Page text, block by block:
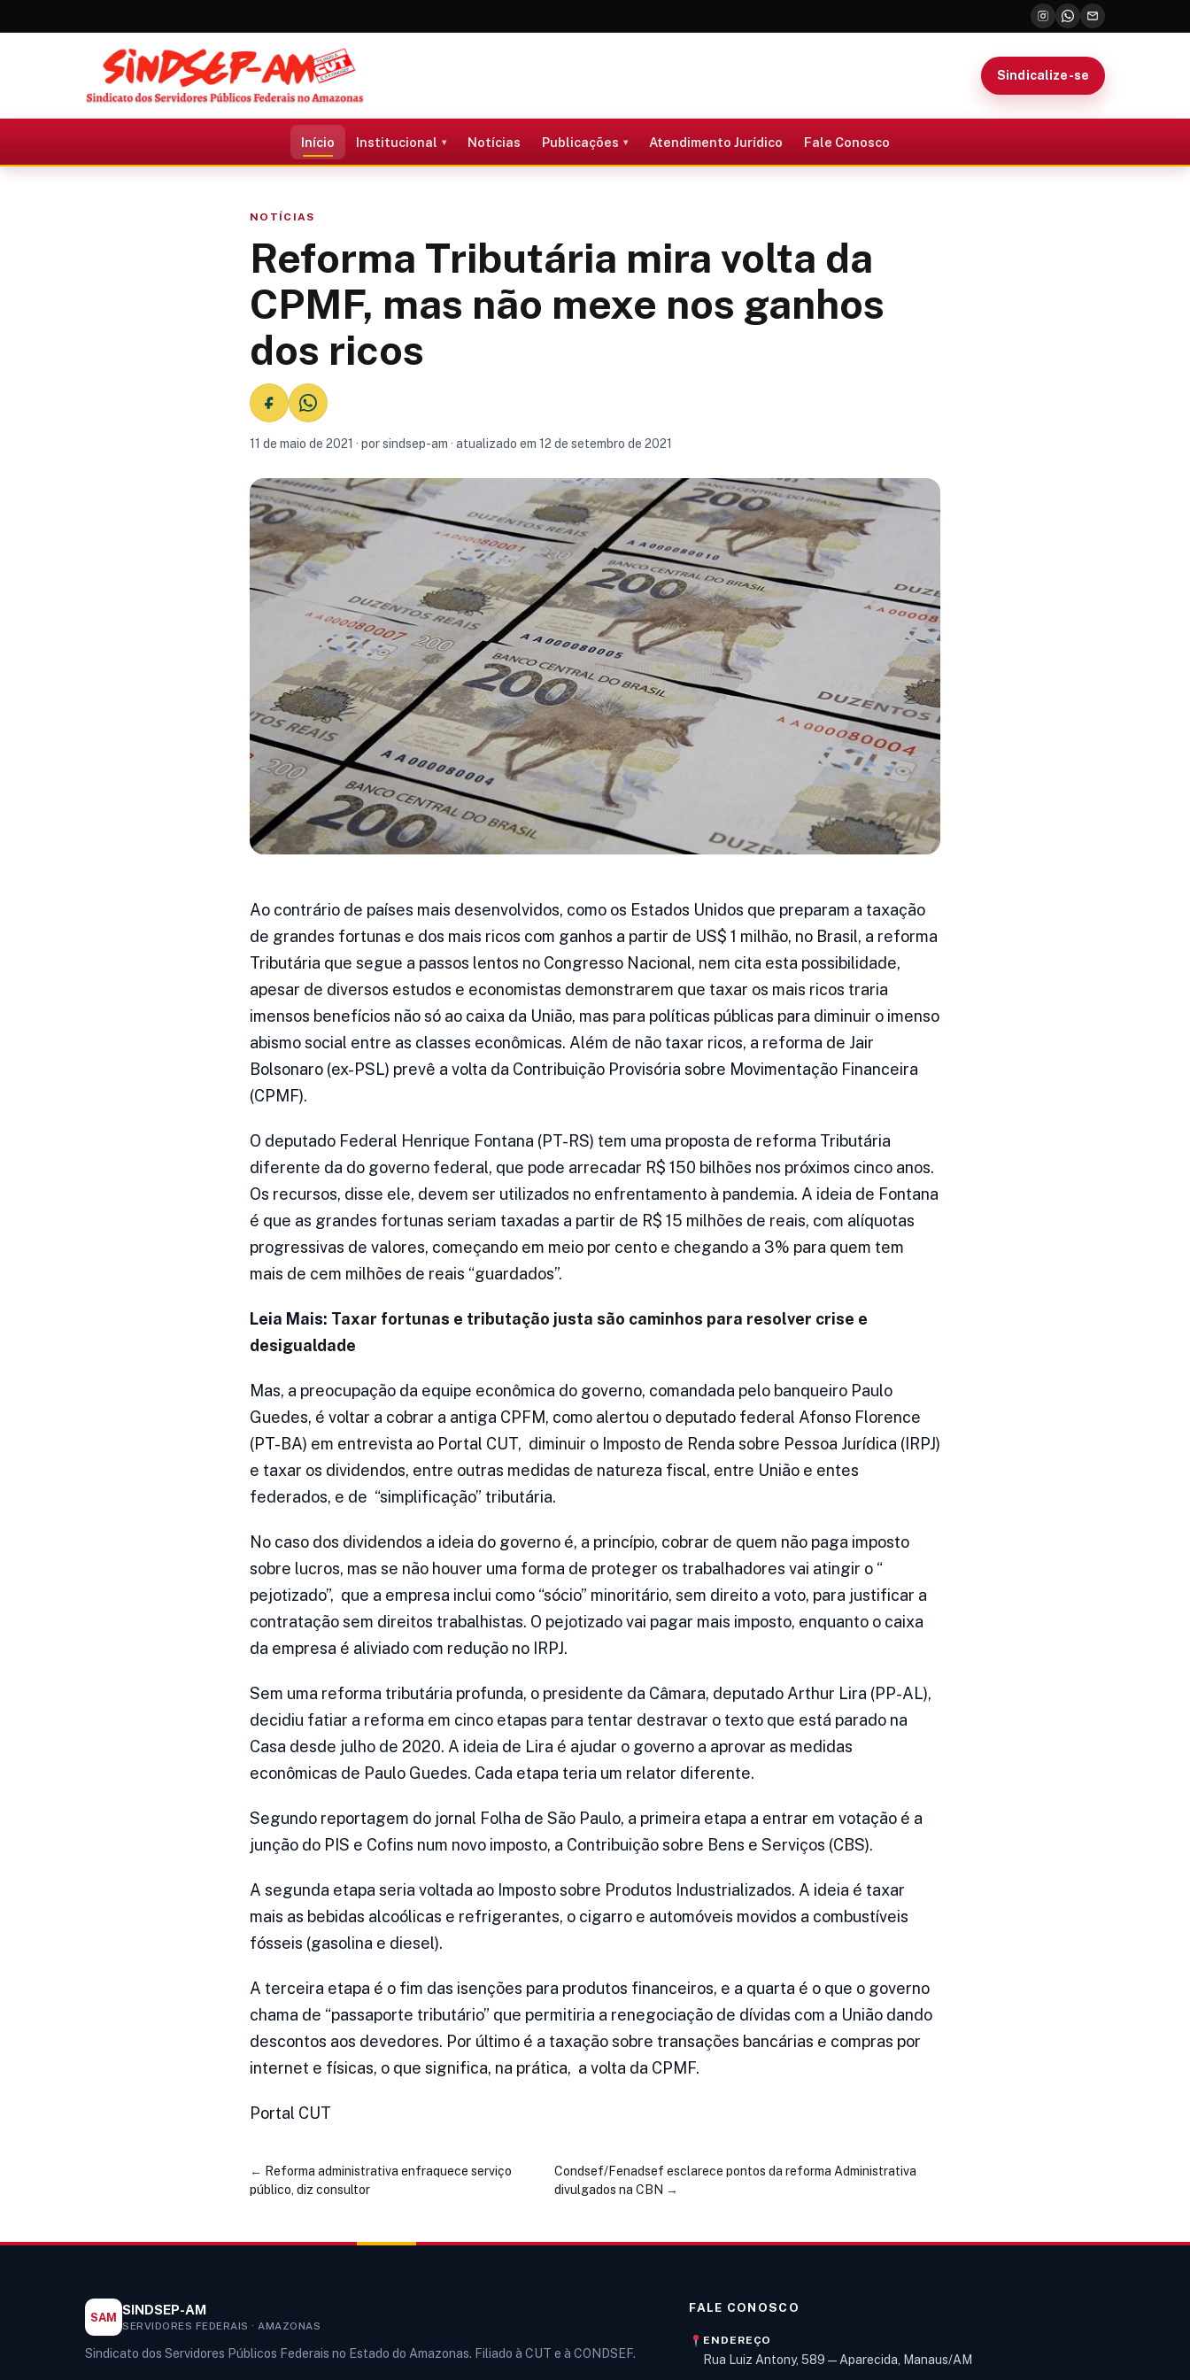
Sindicalize-se
Início Institucional Notícias Publicações Atendimento Jurídico Fale Conosco
NOTÍCIAS
Reforma Tributária mira volta da
CPMF, mas não mexe nos ganhos
dos ricos
11 de maio de 2021 · por sindsep-am · atualizado em 12 de setembro de 2021
Ao contrário de países mais desenvolvidos, como os Estados Unidos que preparam a taxação
de grandes fortunas e dos mais ricos com ganhos a partir de US$ 1 milhão, no Brasil, a reforma
Tributária que segue a passos lentos no Congresso Nacional, nem cita esta possibilidade,
apesar de diversos estudos e economistas demonstrarem que taxar os mais ricos traria
imensos benefícios não só ao caixa da União, mas para políticas públicas para diminuir o imenso
abismo social entre as classes econômicas. Além de não taxar ricos, a reforma de Jair
Bolsonaro (ex-PSL) prevê a volta da Contribuição Provisória sobre Movimentação Financeira
(CPMF).
O deputado Federal Henrique Fontana (PT-RS) tem uma proposta de reforma Tributária
diferente da do governo federal, que pode arrecadar R$ 150 bilhões nos próximos cinco anos.
Os recursos, disse ele, devem ser utilizados no enfrentamento à pandemia. A ideia de Fontana
é que as grandes fortunas seriam taxadas a partir de R$ 15 milhões de reais, com alíquotas
progressivas de valores, começando em meio por cento e chegando a 3% para quem tem
mais de cem milhões de reais “guardados”.
Leia Mais: Taxar fortunas e tributação justa são caminhos para resolver crise e
desigualdade
Mas, a preocupação da equipe econômica do governo, comandada pelo banqueiro Paulo
Guedes, é voltar a cobrar a antiga CPFM, como alertou o deputado federal Afonso Florence
(PT-BA) em entrevista ao Portal CUT, diminuir o Imposto de Renda sobre Pessoa Jurídica (IRPJ)
e taxar os dividendos, entre outras medidas de natureza fiscal, entre União e entes
federados, e de “simplificação” tributária.
No caso dos dividendos a ideia do governo é, a princípio, cobrar de quem não paga imposto
sobre lucros, mas se não houver uma forma de proteger os trabalhadores vai atingir o “
pejotizado”, que a empresa inclui como “sócio” minoritário, sem direito a voto, para justificar a
contratação sem direitos trabalhistas. O pejotizado vai pagar mais imposto, enquanto o caixa
da empresa é aliviado com redução no IRPJ.
Sem uma reforma tributária profunda, o presidente da Câmara, deputado Arthur Lira (PP-AL),
decidiu fatiar a reforma em cinco etapas para tentar destravar o texto que está parado na
Casa desde julho de 2020. A ideia de Lira é ajudar o governo a aprovar as medidas
econômicas de Paulo Guedes. Cada etapa teria um relator diferente.
Segundo reportagem do jornal Folha de São Paulo, a primeira etapa a entrar em votação é a
junção do PIS e Cofins num novo imposto, a Contribuição sobre Bens e Serviços (CBS).
A segunda etapa seria voltada ao Imposto sobre Produtos Industrializados. A ideia é taxar
mais as bebidas alcoólicas e refrigerantes, o cigarro e automóveis movidos a combustíveis
fósseis (gasolina e diesel).
A terceira etapa é o fim das isenções para produtos financeiros, e a quarta é o que o governo
chama de “passaporte tributário” que permitiria a renegociação de dívidas com a União dando
descontos aos devedores. Por último é a taxação sobre transações bancárias e compras por
internet e físicas, o que significa, na prática, a volta da CPMF.
Portal CUT
← Reforma administrativa enfraquece serviço
público, diz consultor
Condsef/Fenadsef esclarece pontos da reforma Administrativa
divulgados na CBN →
SAM SINDSEP-AM
SERVIDORES FEDERAIS · AMAZONAS
Sindicato dos Servidores Públicos Federais no Estado do Amazonas. Filiado à CUT e à CONDSEF.
FALE CONOSCO
ENDEREÇO
Rua Luiz Antony, 589 — Aparecida, Manaus/AM